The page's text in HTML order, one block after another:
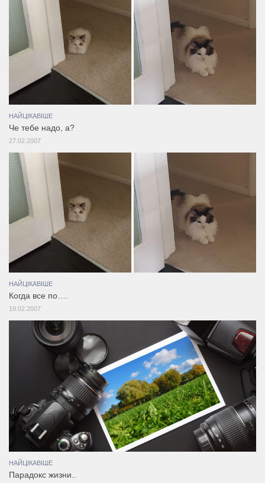
НАЙЦІКАВІШЕ
Че тебе надо, а?
27.02.2007
НАЙЦІКАВІШЕ
Когда все по….
19.02.2007
НАЙЦІКАВІШЕ
Парадокс жизни..